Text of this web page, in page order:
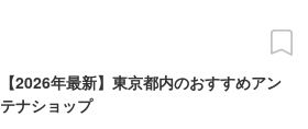
【2026年最新】東京都内のおすすめアン
テナショップ